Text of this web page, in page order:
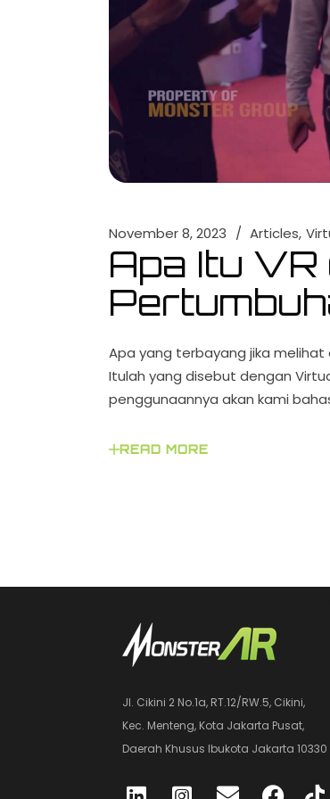
November 8, 2023 Articles
Apa Itu
Apa yang terbayang jika melihat
Itulah yang disebut dengan
penggunaannya akan kami
READ MORE
Jl. Cikini 2 No.1a, RT.12/RW.5, Cikini,
Kec. Menteng, Kota Jakarta Pusat,
Daerah Khusus Ibukota Jakarta 10330